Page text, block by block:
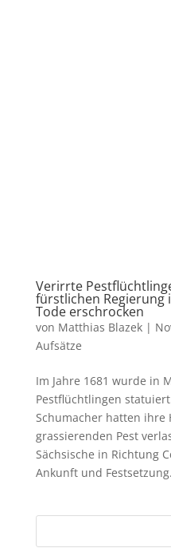
Verirrte
fürstlichen Regierung
Tode erschrocken
von Matthias Blazek|
Aufsätze
Im Jahre 1681 wurde in
Pestflüchtlingen
Schumacher hatten ihre
grassierenden Pest
Sächsische in Richtung
Ankunft und